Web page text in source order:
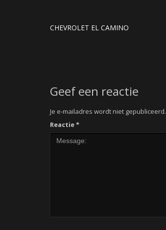
CHEVROLET EL CAMINO
Geef een reactie
Je e-mailadres wordt niet gepubliceerd.
Reactie*